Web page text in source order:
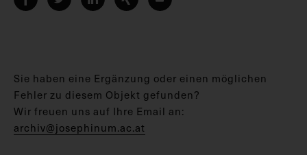
Sie haben eine Ergänzung oder einen möglichen
Fehler zu diesem Objekt gefunden?
Wir freuen uns auf Ihre Email an:
archiv@josephinum.ac.at